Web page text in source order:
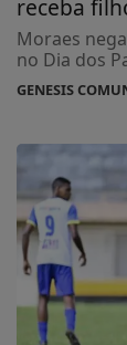
receba
Moraes
no Dia dos
GENESIS